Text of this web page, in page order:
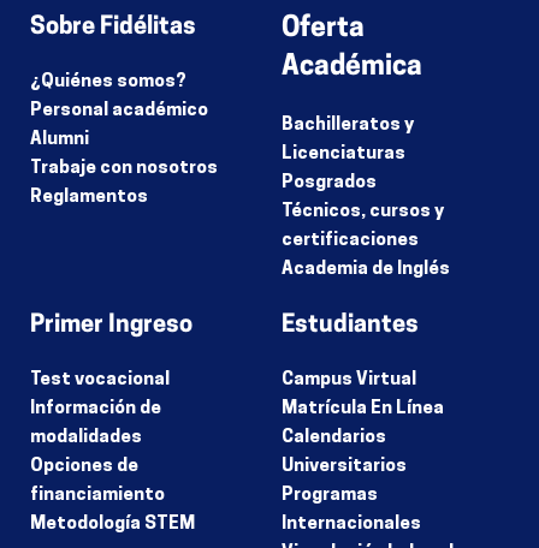
Sobre Fidélitas
¿Quiénes somos?
Personal académico
Alumni
Trabaje con nosotros
Reglamentos
Oferta
Académica
Bachilleratos y
Licenciaturas
Posgrados
Técnicos, cursos y
certificaciones
Academia de Inglés
Primer Ingreso
Test vocacional
Información de
modalidades
Opciones de
financiamiento
Metodología STEM
Estudiantes
Campus Virtual
Matrícula En Línea
Calendarios
Universitarios
Programas
Internacionales